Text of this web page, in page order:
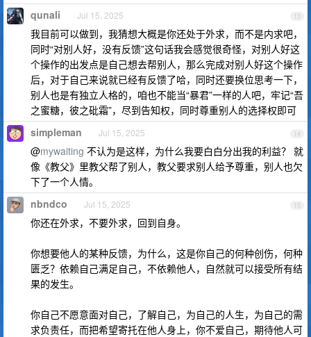
13
qunali Jul 15, 2025
我目前可以做到，我猜想大概是你还处于外求，而不是内求吧，
同时“对别人好，没有反馈”这句话我会感觉很奇怪，对别人好这
个操作的出发点是自己想去帮别人，那么完成对别人好这个操作
后，对于自己来说就已经有反馈了哈，同时还要换位思考一下，
别人也是有独立人格的，咱也不能当“暴君”一样的人吧，牢记“吾
之蜜糖，彼之砒霜”，尽到告知权，同时尊重别人的选择权即可
14
simpleman Jul 15, 2025
@mywaiting 不认为是这样，为什么我要白白分出我的利益？ 就
像《教父》里教父帮了别人，教父要求别人给予尊重，别人也欠
下了一个人情。
15
nbndco Jul 15, 2025
你还在外求，不要外求，回到自身。
你想要他人的某种反馈，为什么，这是你自己的何种创伤，何种
匮乏？依赖自己满足自己，不依赖他人，自然就可以接受所有结
果的发生。
你自己不愿意面对自己，了解自己，为自己的人生，为自己的需
求负责任，而把希望寄托在他人身上，你不爱自己，期待他人可